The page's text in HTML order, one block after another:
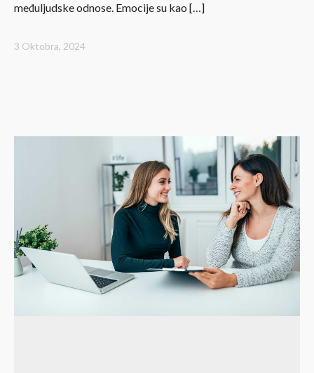
međuljudske odnose. Emocije su kao […]
3 Oktobra, 2024